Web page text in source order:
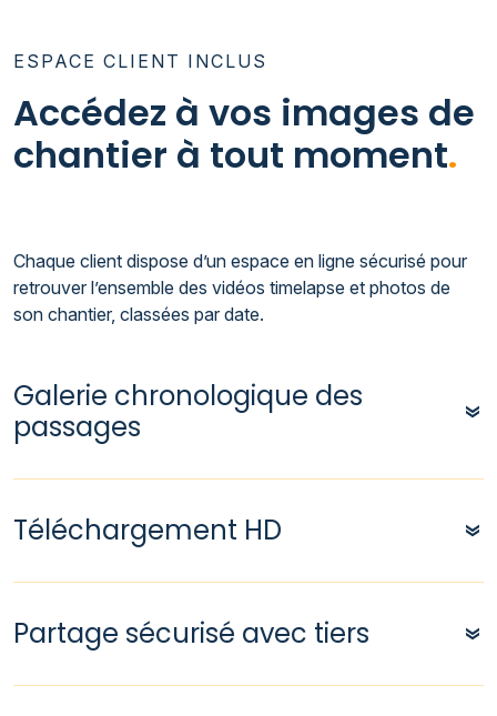
ESPACE CLIENT INCLUS
Accédez à vos images de
chantier à tout moment.
Chaque client dispose d’un espace en ligne sécurisé pour
retrouver l’ensemble des vidéos timelapse et photos de
son chantier, classées par date.
Galerie chronologique des
passages
Téléchargement HD
Partage sécurisé avec tiers